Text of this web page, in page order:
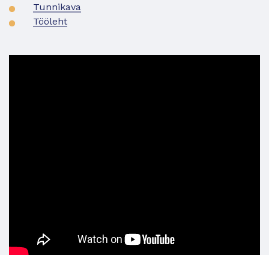
Tunnikava
Tööleht